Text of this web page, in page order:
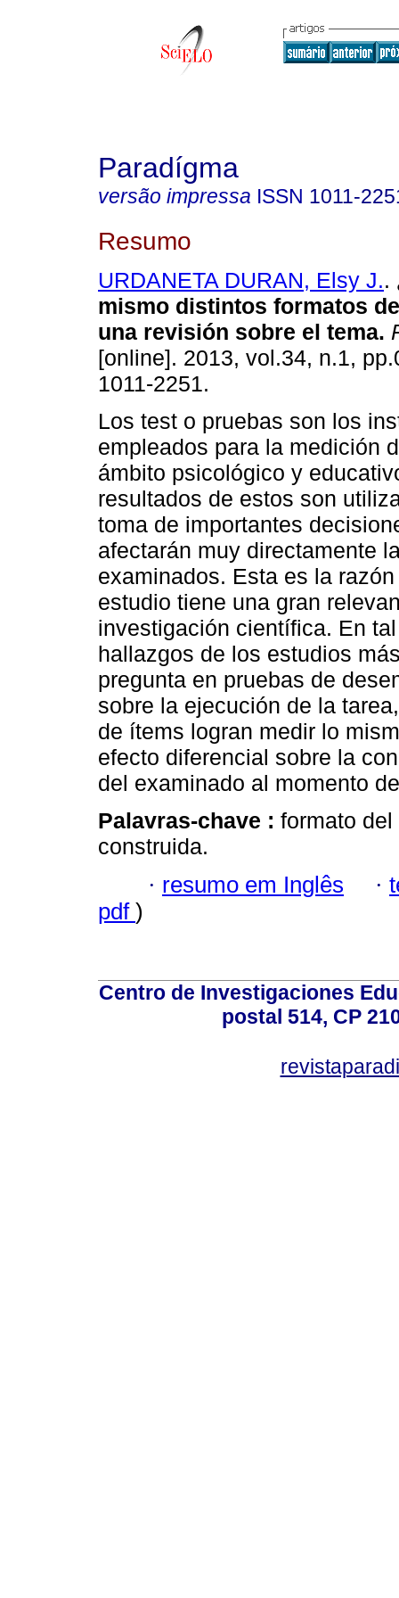
Paradígma
versão impressa ISSN 1011-
Resumo
URDANETA DURAN, Elsy J..
mismo distintos formatos
una revisión sobre el tema.
[online]. 2013, vol.34, n.1,
1011-2251.
Los test o pruebas son los
empleados para la medición
ámbito psicológico y
resultados de estos son
toma de importantes
afectarán muy directamente
examinados. Esta es la
estudio tiene una gran
investigación científica. En
hallazgos de los estudios
pregunta en pruebas de
sobre la ejecución de la
de ítems logran medir lo
efecto diferencial sobre la
del examinado al momento
Palavras-chave : formato
construida.
· resumo em Inglês ·
pdf )
Centro de Investigaciones
postal 514, CP